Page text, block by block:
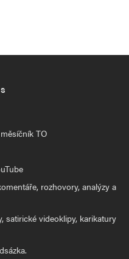
TO
rozhovory, analýzy a
satirické videoklipy, karikatury